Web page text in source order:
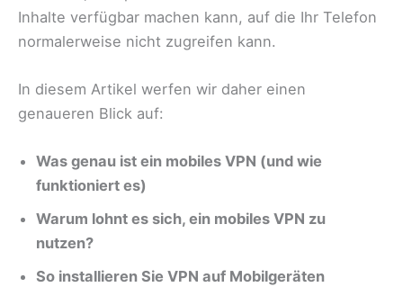
Inhalte verfügbar machen kann, auf die Ihr Telefon
normalerweise nicht zugreifen kann.
In diesem Artikel werfen wir daher einen
genaueren Blick auf:
Was genau ist ein mobiles VPN (und wie
funktioniert es)
Warum lohnt es sich, ein mobiles VPN zu
nutzen?
So installieren Sie VPN auf Mobilgeräten